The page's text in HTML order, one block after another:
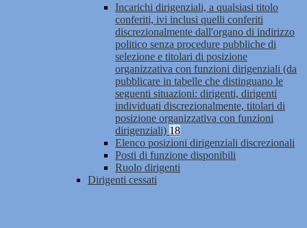
Incarichi dirigenziali, a qualsiasi titolo
conferiti, ivi inclusi quelli conferiti
discrezionalmente dall'organo di indirizzo
politico senza procedure pubbliche di
selezione e titolari di posizione
organizzativa con funzioni dirigenziali (da
pubblicare in tabelle che distinguano le
seguenti situazioni: dirigenti, dirigenti
individuati discrezionalmente, titolari di
posizione organizzativa con funzioni
dirigenziali) 18
Elenco posizioni dirigenziali discrezionali
Posti di funzione disponibili
Ruolo dirigenti
Dirigenti cessati